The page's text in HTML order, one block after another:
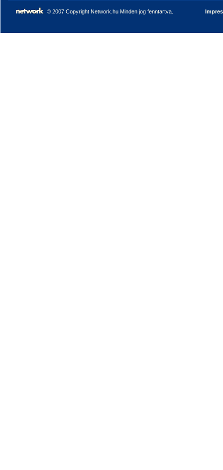
© 2007 Copyright Network.hu Minden jog fenntartva.